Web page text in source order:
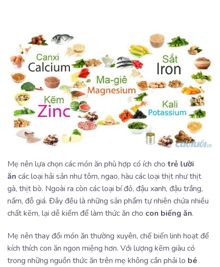
Mẹ nên lựa chọn các món ăn phù hợp có ích cho trẻ lười
ăn các loại hải sản như tôm, ngao, hàu các loại thịt như thịt
gà, thịt bò. Ngoài ra còn các loại bí đỏ, đậu xanh, đậu trắng,
nấm, đỗ giá. Đây đều là những sản phẩm tự nhiên chứa nhiều
chất kẽm, lại dễ kiếm để làm thức ăn cho con biếng ăn.
Mẹ nên thay đổi món ăn thường xuyên, chế biến linh hoạt để
kích thích con ăn ngon miệng hơn. Với lượng kẽm giàu có
trong những nguồn thức ăn trên mẹ không cần phải lo bé